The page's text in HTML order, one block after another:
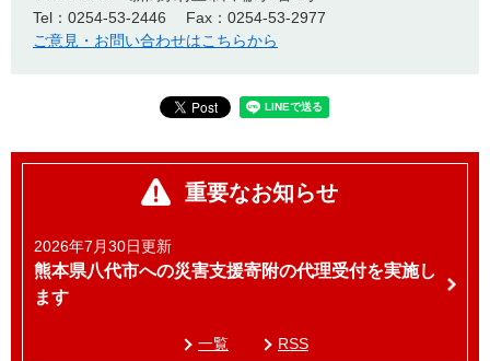
Tel：0254-53-2446
Fax：0254-53-2977
ご意見・お問い合わせはこちらから
重要なお知らせ
2026年7月30日更新
熊本県八代市への災害支援寄附の代理受付を実施し
ます
一覧 RSS